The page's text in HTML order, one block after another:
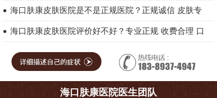
海口肤康皮肤医院是不是正规医院？正规诚信 皮肤专
海口肤康皮肤医院评价好不好？专业正规 收费合理 口
海口肤康医院医生团队